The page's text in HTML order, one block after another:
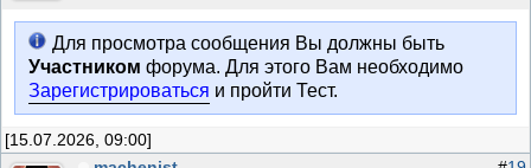
Для просмотра сообщения Вы должны быть
Участником форума. Для этого Вам необходимо
Зарегистрироваться и пройти Тест.
[15.07.2026, 09:00]